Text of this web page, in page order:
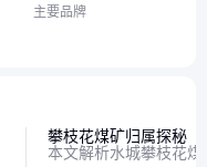
主要品牌
攀枝花煤矿归属探秘
本文解析水城攀枝花